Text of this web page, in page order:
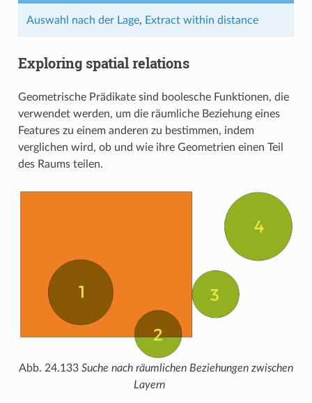
Auswahl nach der Lage, Extract within distance
Exploring spatial relations
Geometrische Prädikate sind boolesche Funktionen, die
verwendet werden, um die räumliche Beziehung eines
Features zu einem anderen zu bestimmen, indem
verglichen wird, ob und wie ihre Geometrien einen Teil
des Raums teilen.
Abb. 24.133 Suche nach räumlichen Beziehungen zwischen
Layern